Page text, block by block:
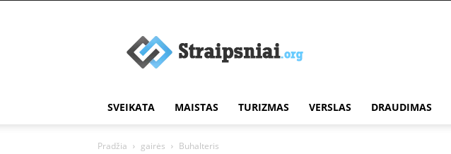
straipsniai
SVEIKATA MAISTAS TURIZMAS VERSLAS DRAUDIMAS
Pradžia gairės Buhalteris